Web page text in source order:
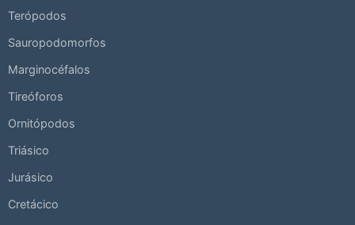
Terópodos
Sauropodomorfos
Marginocéfalos
Tireóforos
Ornitópodos
Triásico
Jurásico
Cretácico